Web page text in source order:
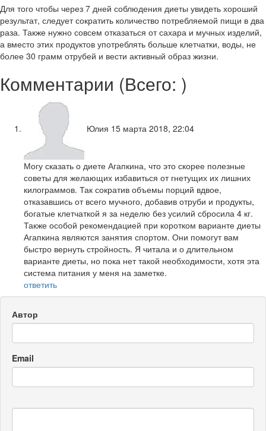
Для того чтобы через 7 дней соблюдения диеты увидеть хороший
результат, следует сократить количество потребляемой пищи в два
раза. Также нужно совсем отказаться от сахара и мучных изделий,
а вместо этих продуктов употреблять больше клетчатки, воды, не
более 30 грамм отрубей и вести активный образ жизни.
Комментарии (Всего: )
Юлия 15 марта 2018, 22:04
Могу сказать о диете Агапкина, что это скорее полезные
советы для желающих избавиться от гнетущих их лишних
килограммов. Так сократив объемы порций вдвое,
отказавшись от всего мучного, добавив отруби и продукты,
богатые клетчаткой я за неделю без усилий сбросила 4 кг.
Также особой рекомендацией при коротком варианте диеты
Агапкина являются занятия спортом. Они помогут вам
быстро вернуть стройность. Я читала и о длительном
варианте диеты, но пока нет такой необходимости, хотя эта
система питания у меня на заметке.
ответить
Автор
Email